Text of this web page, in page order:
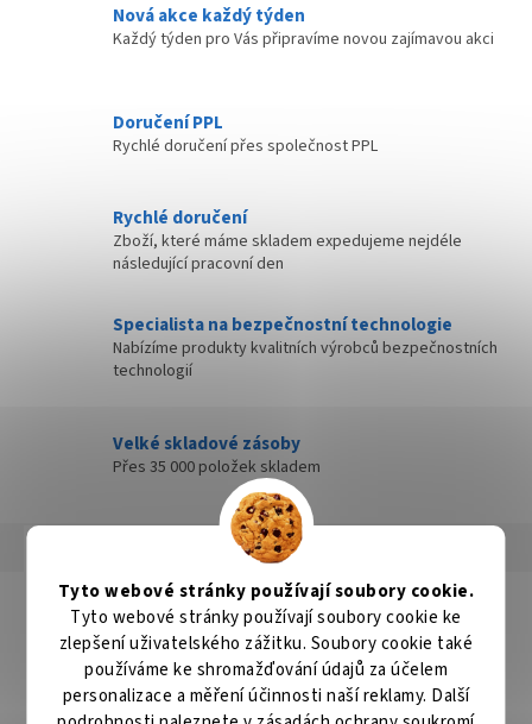
Tyto webové stránky používají soubory cookie.
Tyto webové stránky používají soubory cookie ke
zlepšení uživatelského zážitku. Soubory cookie také
používáme ke shromažďování údajů za účelem
personalizace a měření účinnosti naší reklamy. Další
Nová akce každý týden
Každý týden pro Vás připravíme novou zajímavou akci
Doručení PPL
Rychlé doručení přes společnost PPL
Rychlé doručení
Zboží, které máme skladem expedujeme nejdéle
následující pracovní den
Specialista na bezpečnostní technologie
Nabízíme produkty kvalitních výrobců bezpečnostních
technologií
Velké skladové zásoby
Přes 35 000 položek skladem
Diskuze
Detailní popis produktu
Popis produktu není dostupný